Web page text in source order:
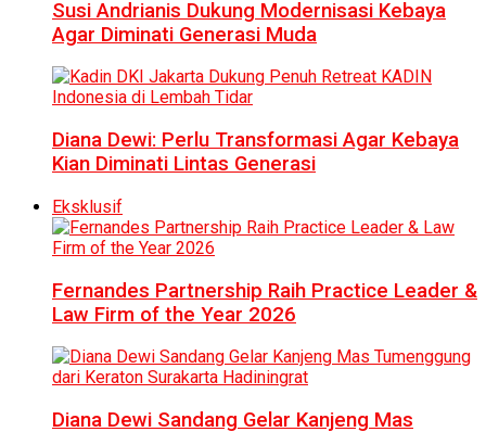
Susi Andrianis Dukung Modernisasi Kebaya
Agar Diminati Generasi Muda
Diana Dewi: Perlu Transformasi Agar Kebaya
Kian Diminati Lintas Generasi
Eksklusif
Fernandes Partnership Raih Practice Leader &
Law Firm of the Year 2026
Diana Dewi Sandang Gelar Kanjeng Mas